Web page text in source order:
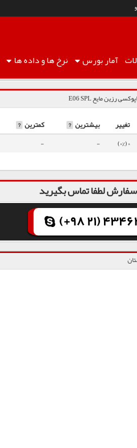
آماربورس نرخ هاو داده ها
اپوکسی رزین مایع E06 SPL
تغییر بیشترین ? کمترین ?
0 (0%)
-
-
لطفا تماس بگیرید
(+98 21)